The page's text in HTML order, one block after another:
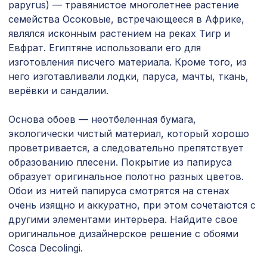
11-45, 1200х600мм, ХДФ, бук
Перфорированная панель ДЕДАЛО,
2800х1250мм, ХДФ, бук
7043 ₽
для балки 200х130мм дуб темный,
консоль классика
274 ₽
Перфорированная панель ДЕДАЛО,
для балки 190х170мм (200х130мм)
дуб светлый, консоль (импорт)
288 ₽
Натуральные обои Cosca
Сальвадор, 0,91 x 10 м
1484 ₽
Перфорированная панель ГОТИКА,
1200х600мм, ХДФ, белая
1044 ₽
Перфорированная потолочная плита
КВАДРО 8-28 СКАЧЧО, 595х595мм,
papyrus) — травянистое многолетнее растение
семейства Осоковые, встречающееся в Африке,
являлся исконным растением на реках Тигр и
Евфрат. Египтяне использовали его для
изготовления писчего материала. Кроме того, из
него изготавливали лодки, паруса, мачты, ткань,
верёвки и сандалии.
Основа обоев — неотбеленная бумага,
экологически чистый материал, который хорошо
проветривается, а следовательно препятствует
образованию плесени. Покрытие из папируса
образует оригинальное полотно разных цветов.
Обои из нитей папируса смотрятся на стенах
очень изящно и аккуратно, при этом сочетаются с
другими элементами интерьера. Найдите свое
оригинальное дизайнерское решение с обоями
Cosca Decolingi.